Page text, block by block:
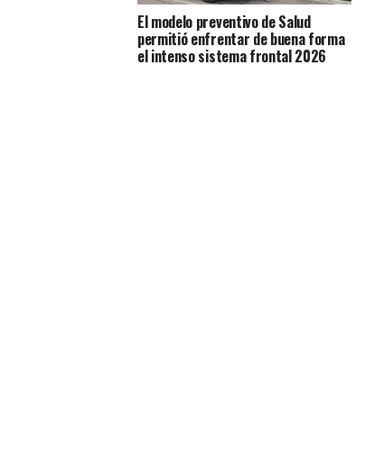
El modelo preventivo de Salud
permitió enfrentar de buena forma
el intenso sistema frontal 2026